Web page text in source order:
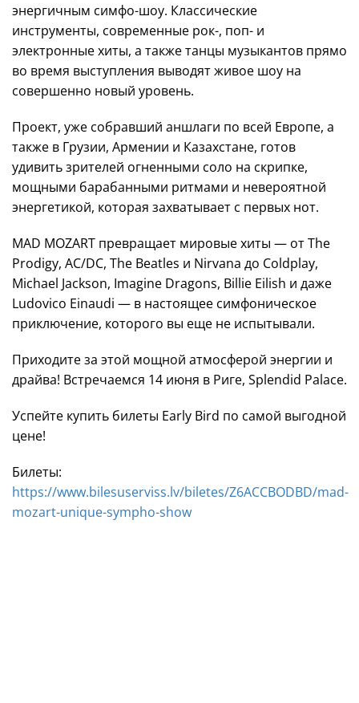
энергичным симфо-шоу. Классические
инструменты, современные рок-, поп- и
электронные хиты, а также танцы музыкантов прямо
во время выступления выводят живое шоу на
совершенно новый уровень.
Проект, уже собравший аншлаги по всей Европе, а
также в Грузии, Армении и Казахстане, готов
удивить зрителей огненными соло на скрипке,
мощными барабанными ритмами и невероятной
энергетикой, которая захватывает с первых нот.
MAD MOZART превращает мировые хиты — от The
Prodigy, AC/DC, The Beatles и Nirvana до Coldplay,
Michael Jackson, Imagine Dragons, Billie Eilish и даже
Ludovico Einaudi — в настоящее симфоническое
приключение, которого вы еще не испытывали.
Приходите за этой мощной атмосферой энергии и
драйва! Встречаемся 14 июня в Риге, Splendid Palace.
Успейте купить билеты Early Bird по самой выгодной
цене!
Билеты:
https://www.bilesuserviss.lv/biletes/Z6ACCBODBD/mad-
mozart-unique-sympho-show